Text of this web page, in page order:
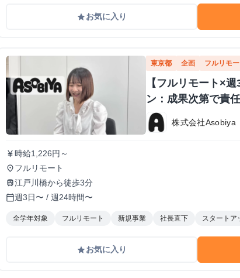
gradeお気に入り
東京都 企画 フルリモ
【フルリモート×
ン：成果次第で責
株式会社Asobiya
currency_yen時給1,226円～
place フルリモート
train江戸川橋から徒歩3分
calendar_today週3日〜 / 週24時間〜
全学年対象 フルリモート 新規事業 社長直下 スタートア
gradeお気に入り